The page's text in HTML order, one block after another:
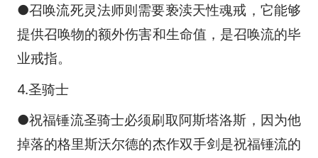
●召唤流死灵法师则需要亵渎天性魂戒，它能够
提供召唤物的额外伤害和生命值，是召唤流的毕
业戒指。
4.圣骑士
●祝福锤流圣骑士必须刷取阿斯塔洛斯，因为他
掉落的格里斯沃尔德的杰作双手剑是祝福锤流的